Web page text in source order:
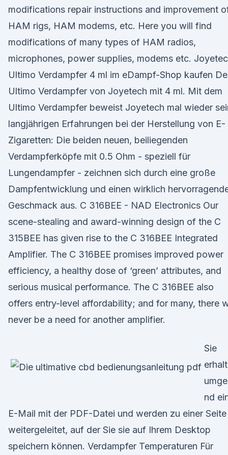
modifications repair instructions and improvement
HAM rigs, HAM modems, etc. Here you will find
modifications of many types of HAM radios,
microphones, power supplies, modems etc.
Ultimo Verdampfer 4 ml im eDampf-Shop kaufen
Ultimo Verdampfer von Joyetech mit 4 ml. Mit dem
Ultimo Verdampfer beweist Joyetech mal wieder
langjährigen Erfahrungen bei der Herstellung von E-
Zigaretten: Die beiden neuen, beiliegenden
Verdampferköpfe mit 0.5 Ohm - speziell für
Lungendampfer - zeichnen sich durch eine große
Dampfentwicklung und einen wirklich
Geschmack aus. C 316BEE - NAD Electronics Our
scene-stealing and award-winning design of the C
315BEE has given rise to the C 316BEE Integrated
Amplifier. The C 316BEE promises improved power
efficiency, a healthy dose of ‘green’ attributes, and
serious musical performance. The C 316BEE also
offers entry-level affordability; and for many, there
never be a need for another amplifier.
Sie
nd
E-Mail mit der PDF-Datei und werden zu einer Seite
weitergeleitet, auf der Sie sie auf Ihrem Desktop
speichern können. Verdampfer Temperaturen Für